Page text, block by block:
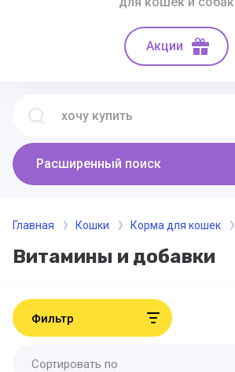
Акции
Расширенный поиск
Главная Кошки Корма для кошек
Витамины и добавки
Фильтр
Сортировать по